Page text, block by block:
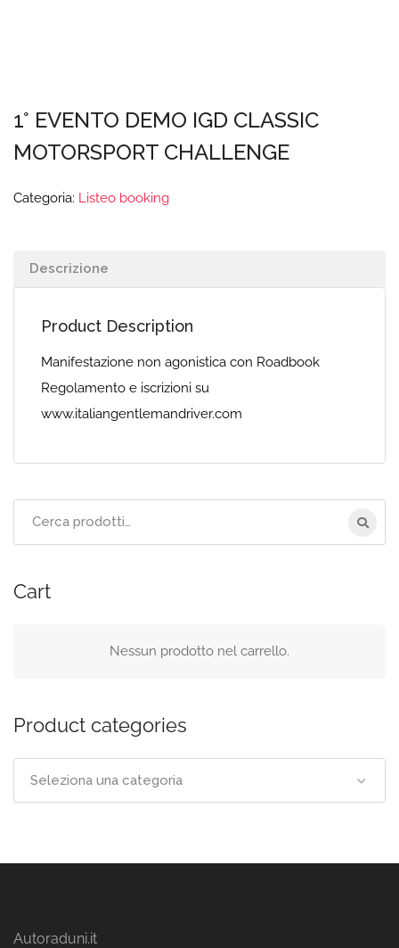
1° EVENTO DEMO IGD CLASSIC
MOTORSPORT CHALLENGE
Categoria: Listeo booking
Descrizione
Product Description
Manifestazione non agonistica con Roadbook
Regolamento e iscrizioni su
www.italiangentlemandriver.com
Cart
Nessun prodotto nel carrello.
Product categories
Seleziona una categoria
Autoraduni.it